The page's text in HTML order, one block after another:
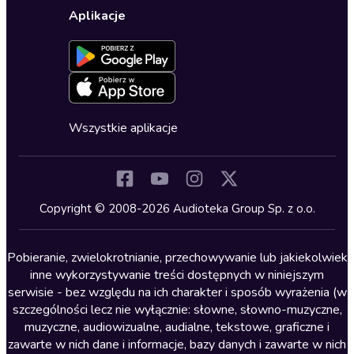
Dla młodzieży
Kryminały
Lektury szkolne
Literatura anglojęzyczna
Literatura faktu
Literatura obyczajowa
Literatura piękna obca
Ustawienia prywatności
Formularz zgłaszania nielegalnych treści
Deklaracja dostępności
Oferta dla firm i bibliotek
Dołącz do newslettera
Blog
Zapowiedzi
Cykle audiobooków
Aplikacje
Wszystkie aplikacje
Copyright © 2008-2026 Audioteka Group Sp. z o.o.
Pobieranie, zwielokrotnianie, przechowywanie lub jakiekolwiek
inne wykorzystywanie treści dostępnych w niniejszym
serwisie - bez względu na ich charakter i sposób wyrażenia (w
szczególności lecz nie wyłącznie: słowne, słowno-muzyczne,
muzyczne, audiowizualne, audialne, tekstowe, graficzne i
zawarte w nich dane i informacje, bazy danych i zawarte w nich